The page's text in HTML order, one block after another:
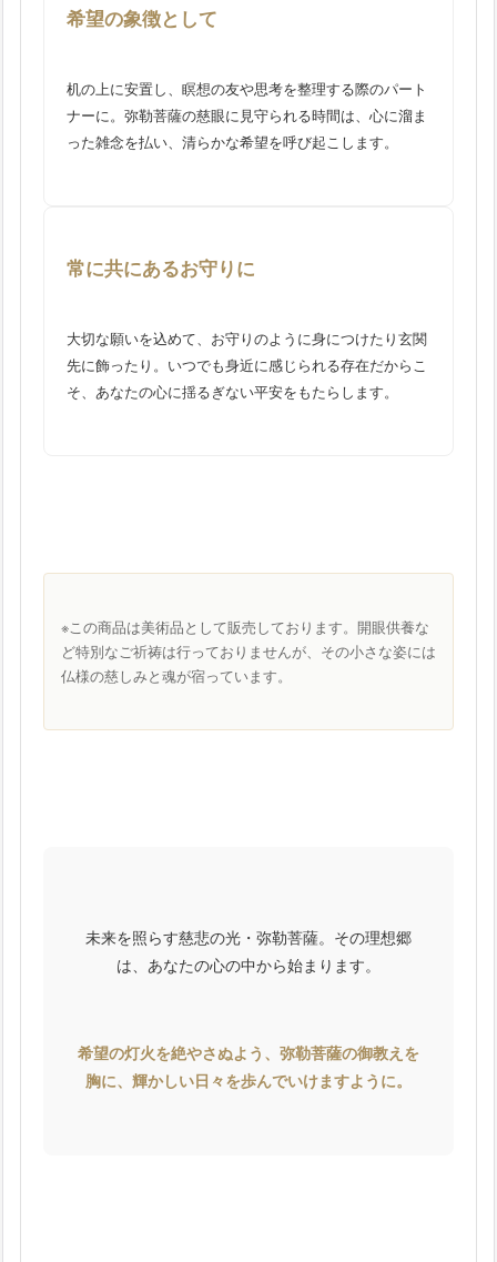
希望の象徴として
机の上に安置し、瞑想の友や思考を整理する際のパート
ナーに。弥勒菩薩の慈眼に見守られる時間は、心に溜ま
った雑念を払い、清らかな希望を呼び起こします。
常に共にあるお守りに
大切な願いを込めて、お守りのように身につけたり玄関
先に飾ったり。いつでも身近に感じられる存在だからこ
そ、あなたの心に揺るぎない平安をもたらします。
※この商品は美術品として販売しております。開眼供養な
ど特別なご祈祷は行っておりませんが、その小さな姿には
仏様の慈しみと魂が宿っています。
未来を照らす慈悲の光・弥勒菩薩。その理想郷
は、あなたの心の中から始まります。
希望の灯火を絶やさぬよう、弥勒菩薩の御教えを
胸に、輝かしい日々を歩んでいけますように。